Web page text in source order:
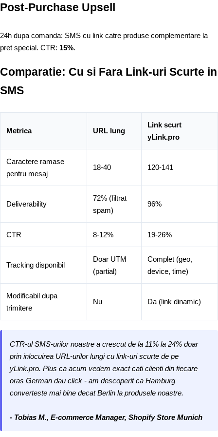
Post-Purchase Upsell
24h dupa comanda: SMS cu link catre produse complementare la
pret special. CTR: 15%.
Comparatie: Cu si Fara Link-uri Scurte in
SMS
Metrica URL lung
Link scurt
yLink.pro
Caractere ramase
pentru mesaj
18-40 120-141
Deliverability
72% (filtrat
spam)
96%
CTR 8-12% 19-26%
Tracking disponibil
Doar UTM
(partial)
Complet (geo,
device, time)
Modificabil dupa
trimitere
Nu Da (link dinamic)
CTR-ul SMS-urilor noastre a crescut de la 11% la 24% doar
prin inlocuirea URL-urilor lungi cu link-uri scurte de pe
yLink.pro. Plus ca acum vedem exact cati clienti din fiecare
oras German dau click - am descoperit ca Hamburg
converteste mai bine decat Berlin la produsele noastre.
- Tobias M., E-commerce Manager, Shopify Store Munich